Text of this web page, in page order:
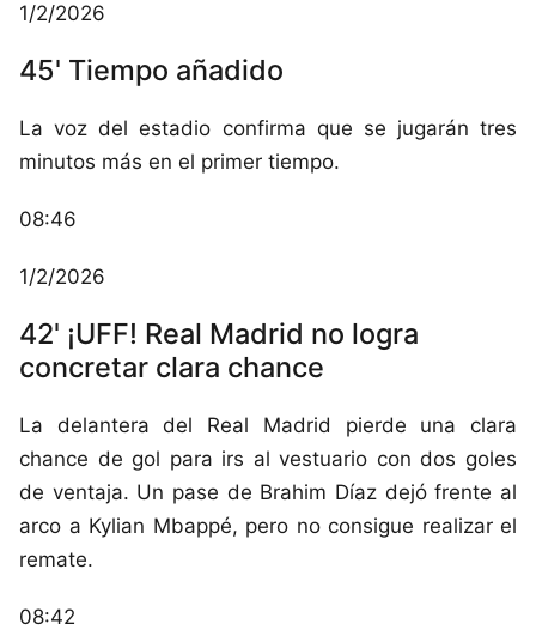
1/2/2026
45' Tiempo añadido
La voz del estadio confirma que se jugarán tres
minutos más en el primer tiempo.
08:46
1/2/2026
42' ¡UFF! Real Madrid no logra
concretar clara chance
La delantera del Real Madrid pierde una clara
chance de gol para irs al vestuario con dos goles
de ventaja. Un pase de Brahim Díaz dejó frente al
arco a Kylian Mbappé, pero no consigue realizar el
remate.
08:42